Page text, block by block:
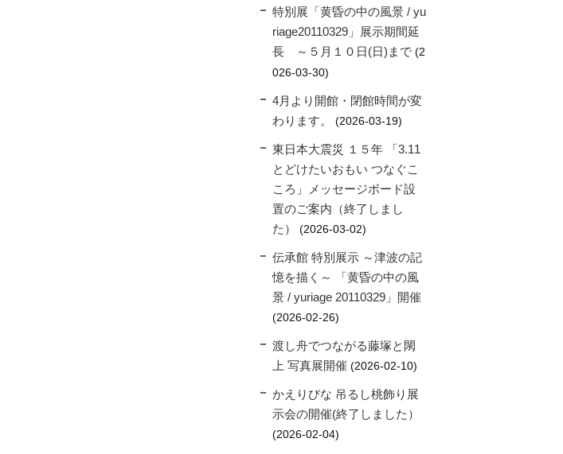
特別展「黄昏の中の風景 / yu
riage20110329」展示期間延
長 ～５月１０日(日)まで
2
026-03-30
4月より開館・閉館時間が変
わります。
2026-03-19
東日本大震災 １５年 「3.11
とどけたいおもい つなぐこ
ころ」メッセージボード設
置のご案内（終了しまし
た）
2026-03-02
伝承館 特別展示 ～津波の記
憶を描く～ 「黄昏の中の風
景 / yuriage 20110329」開催
2026-02-26
渡し舟でつながる藤塚と閖
上 写真展開催
2026-02-10
かえりびな 吊るし桃飾り展
示会の開催(終了しました）
2026-02-04